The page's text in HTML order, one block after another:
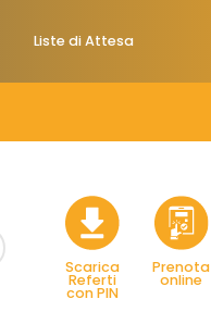
Liste di Attesa
Scarica
Referti
con PIN
Prenota
online